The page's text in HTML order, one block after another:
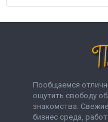
Пообщаемся
ощутить свободу
знакомства.
бизнес среда,